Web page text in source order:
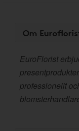
Om
EuroFlorist
professionellt